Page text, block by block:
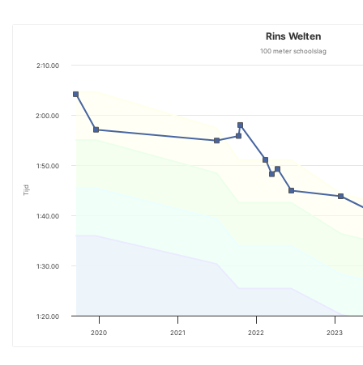
Tijd
Rins Welten
100 meter schoolslag
2020 2021 2022 2023
1:20.00
1:30.00
1:40.00
1:50.00
2:00.00
2:10.00